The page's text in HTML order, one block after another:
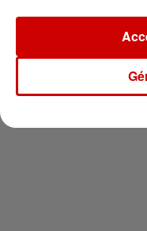
Newsletter